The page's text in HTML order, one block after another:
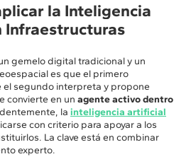
la Inteligencia
Infraestructuras
gemelo digital tradicional y un
es que el primero
segundo interpreta y propone
convierte en un agente activo dentro
la inteligencia artificial
con criterio para apoyar a los
La clave está en combinar
experto.